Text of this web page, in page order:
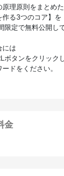
理原則をまとめた
作る3つのコア】を
定で無料公開し
には
タンをクリックし
ドをください。
金